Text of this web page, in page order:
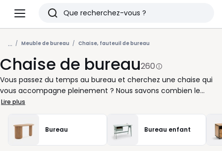
Menu
Redoute
Rechercher
Derniers
articles
vus
... Meuble de bureau Chaise, fauteuil de bureau
Chaise de bureau260
Vous passez du temps au bureau et cherchez une chaise qui
vous accompagne pleinement ? Nous savons combien le
confort est essentiel pour rester concentré, efficace et
détendu tout au long de la journée. Chez La Redoute, nous
avons pensé à chaque détail pour vous aider à trouver la
chaise qui correspond à vos besoins et à votre rythme. Avant
tout, observez votre utilisation quotidienne. Une chaise
Lire plus
Bureau Bureau enfant